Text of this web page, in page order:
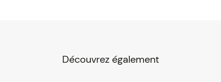
Découvrez également